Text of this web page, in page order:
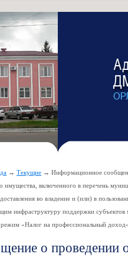
→ Текущие → Информационное
имущества, включенного в перечень
во владение и (или) в
инфраструктуру поддержки субъектов
«Налог на профессиональный
о проведении